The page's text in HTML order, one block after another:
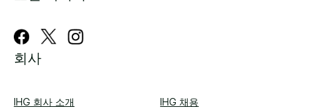
회사
IHG 회사 소개
IHG 채용